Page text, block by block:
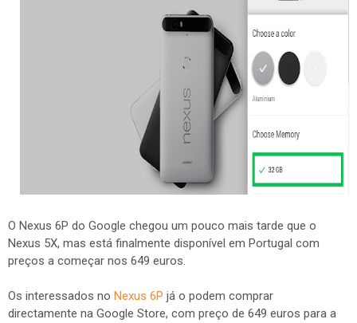
O Nexus 6P do Google chegou um pouco mais tarde que o
Nexus 5X, mas está finalmente disponível em Portugal com
preços a começar nos 649 euros.
Os interessados no Nexus 6P já o podem comprar
directamente na Google Store, com preço de 649 euros para a